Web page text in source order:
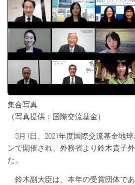
集合写真
（写真提供：国際交流基金）
3月1日、2021年度国際交流基金地
ンで開催され、外務省より鈴木貴子
た。
鈴木副大臣は、本年の受賞団体で